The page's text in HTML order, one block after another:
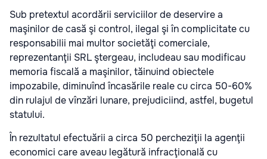
Sub pretextul acordării serviciilor de deservire a
maşinilor de casă şi control, ilegal şi în complicitate cu
responsabilii mai multor societăţi comerciale,
reprezentanţii SRL ştergeau, includeau sau modificau
memoria fiscală a maşinilor, tăinuind obiectele
impozabile, diminuînd încasările reale cu circa 50-60%
din rulajul de vînzări lunare, prejudiciind, astfel, bugetul
statului.
În rezultatul efectuării a circa 50 percheziţii la agenţii
economici care aveau legătură infracţională cu